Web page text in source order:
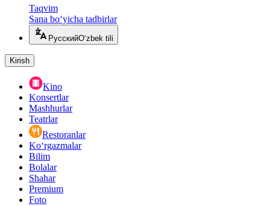
Taqvim
Sana bo‘yicha tadbirlar
РусскийO‘zbek tili
Kirish
Kino
Konsertlar
Mashhurlar
Teatrlar
Restoranlar
Ko‘rgazmalar
Bilim
Bolalar
Shahar
Premium
Foto